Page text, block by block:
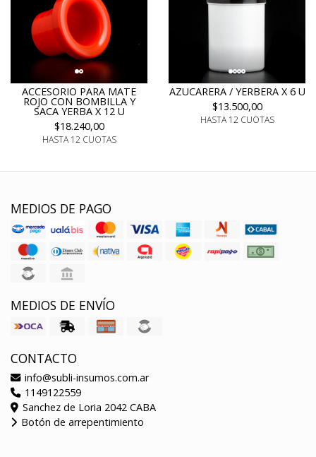
ACCESORIO PARA MATE
ROJO CON BOMBILLA Y
SACA YERBA X 12 U
$18.240,00
HASTA 12 CUOTAS
AZUCARERA / YERBERA X 6 U
$13.500,00
HASTA 12 CUOTAS
MEDIOS DE PAGO
MEDIOS DE ENVÍO
CONTACTO
info@subli-insumos.com.ar
1149122559
Sanchez de Loria 2042 CABA
Botón de arrepentimiento